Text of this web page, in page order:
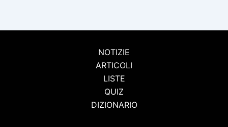
NOTIZIE
ARTICOLI
LISTE
QUIZ
DIZIONARIO